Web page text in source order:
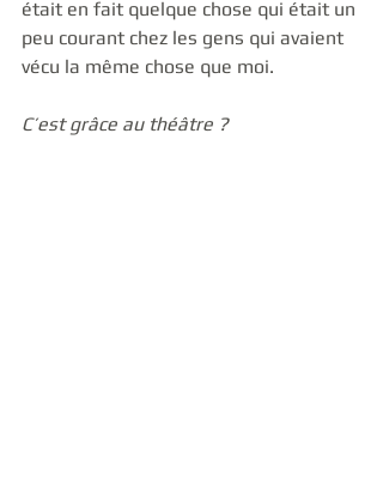
était en fait quelque chose qui était un
peu courant chez les gens qui avaient
vécu la même chose que moi.
C’est grâce au théâtre ?